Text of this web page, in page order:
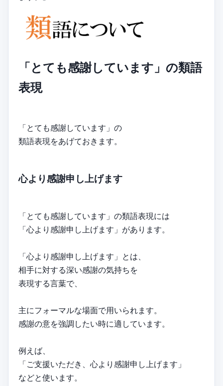
「とても感謝しています」の類語
表現
「とても感謝しています」の
類語表現をあげておきます。
心より感謝申し上げます
「とても感謝しています」の類語表現には
「心より感謝申し上げます」があります。
「心より感謝申し上げます」とは、
相手に対する深い感謝の気持ちを
表現する言葉で、
主にフォーマルな場面で用いられます。
感謝の意を強調したい時に適しています。
例えば、
「ご支援いただき、心より感謝申し上げます」
などと使います。